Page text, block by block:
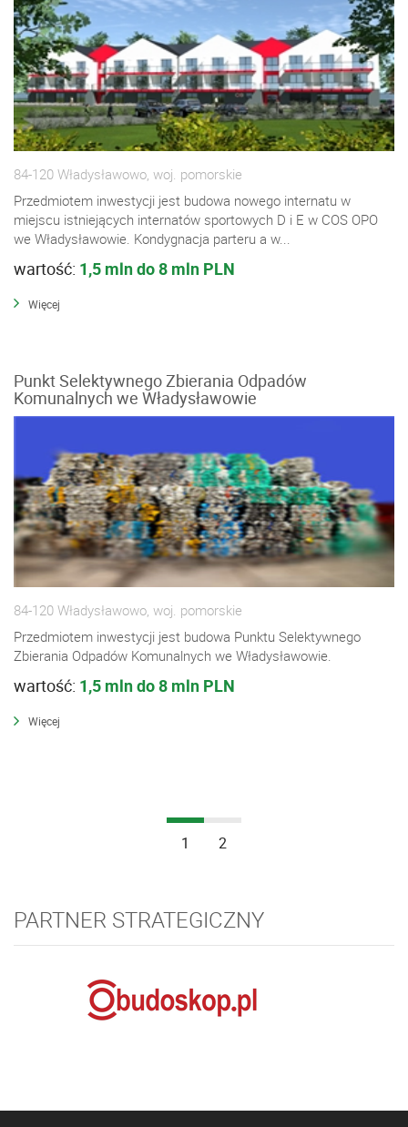
84-120 Władysławowo, woj. pomorskie
Przedmiotem inwestycji jest budowa nowego internatu w
miejscu istniejących internatów sportowych D i E w COS OPO
we Władysławowie. Kondygnacja parteru a w...
wartość: 1,5 mln do 8 mln PLN
Więcej
Punkt Selektywnego Zbierania Odpadów
Komunalnych we Władysławowie
84-120 Władysławowo, woj. pomorskie
Przedmiotem inwestycji jest budowa Punktu Selektywnego
Zbierania Odpadów Komunalnych we Władysławowie.
wartość: 1,5 mln do 8 mln PLN
Więcej
1 2
PARTNER STRATEGICZNY